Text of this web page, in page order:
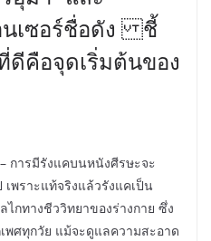
อนเซอร์ชื่อดัง ชี้
คือจุดเริ่มต้นของ
การมีรังแคบนหนังศีรษะจะ
เพราะแท้จริงแล้วรังแคเป็น
กทางชีววิทยาของร่างกาย ซึ่ง
พศทุกวัย แม้จะดูแลความสะอาด